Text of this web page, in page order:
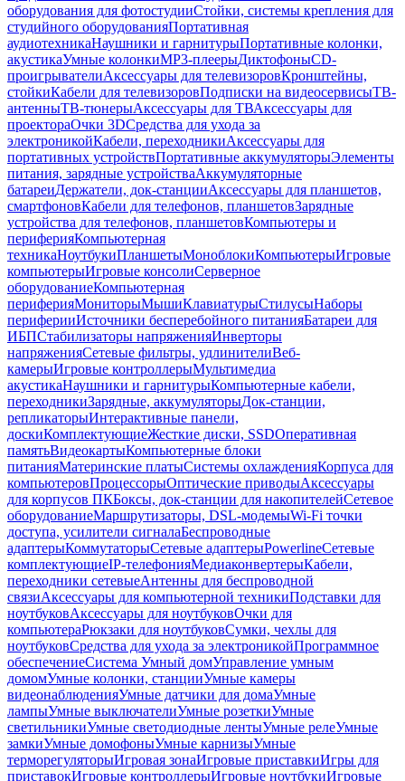
оборудования для фотостудииСтойки, системы крепления для
студийного оборудованияПортативная
аудиотехникаНаушники и гарнитурыПортативные колонки,
акустикаУмные колонкиMP3-плеерыДиктофоныCD-
проигрывателиАксессуары для телевизоровКронштейны,
стойкиКабели для телевизоровПодписки на видеосервисыТВ-
антенныТВ-тюнерыАксессуары для ТВАксессуары для
проектораОчки 3DСредства для ухода за
электроникойКабели, переходникиАксессуары для
портативных устройствПортативные аккумуляторыЭлементы
питания, зарядные устройстваАккумуляторные
батареиДержатели, док-станцииАксессуары для планшетов,
смартфоновКабели для телефонов, планшетовЗарядные
устройства для телефонов, планшетовКомпьютеры и
периферияКомпьютерная
техникаНоутбукиПланшетыМоноблокиКомпьютерыИгровые
компьютерыИгровые консолиСерверное
оборудованиеКомпьютерная
периферияМониторыМышиКлавиатурыСтилусыНаборы
периферииИсточники бесперебойного питанияБатареи для
ИБПСтабилизаторы напряженияИнверторы
напряженияСетевые фильтры, удлинителиВеб-
камерыИгровые контроллерыМультимедиа
акустикаНаушники и гарнитурыКомпьютерные кабели,
переходникиЗарядные, аккумуляторыДок-станции,
репликаторыИнтерактивные панели,
доскиКомплектующиеЖесткие диски, SSDОперативная
памятьВидеокартыКомпьютерные блоки
питанияМатеринские платыСистемы охлажденияКорпуса для
компьютеровПроцессорыОптические приводыАксессуары
для корпусов ПКБоксы, док-станции для накопителейСетевое
оборудованиеМаршрутизаторы, DSL-модемыWi-Fi точки
доступа, усилители сигналаБеспроводные
адаптерыКоммутаторыСетевые адаптерыPowerlineСетевые
комплектующиеIP-телефонияМедиаконвертерыКабели,
переходники сетевыеАнтенны для беспроводной
связиАксессуары для компьютерной техникиПодставки для
ноутбуковАксессуары для ноутбуковОчки для
компьютераРюкзаки для ноутбуковСумки, чехлы для
ноутбуковСредства для ухода за электроникойПрограммное
обеспечениеСистема Умный домУправление умным
домомУмные колонки, станцииУмные камеры
видеонаблюденияУмные датчики для домаУмные
лампыУмные выключателиУмные розеткиУмные
светильникиУмные светодиодные лентыУмные релеУмные
замкиУмные домофоныУмные карнизыУмные
терморегуляторыИгровая зонаИгровые приставкиИгры для
приставокИгровые контроллерыИгровые ноутбукиИгровые